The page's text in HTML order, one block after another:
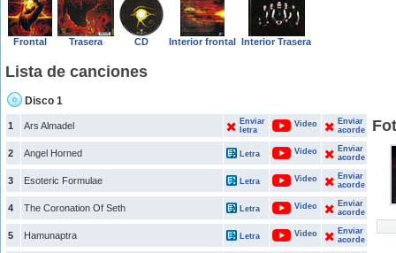
Frontal Trasera CD Interior frontal Interior Trasera
Lista de canciones
Disco 1
1 Ars Almadel
Enviar
letra
Video
Enviar
acorde
2 Angel Horned Letra Video
Enviar
acorde
3 Esoteric Formulae Letra Video
Enviar
acorde
4 The Coronation Of Seth Letra Video
Enviar
acorde
5 Hamunaptra Letra Video
Enviar
acorde